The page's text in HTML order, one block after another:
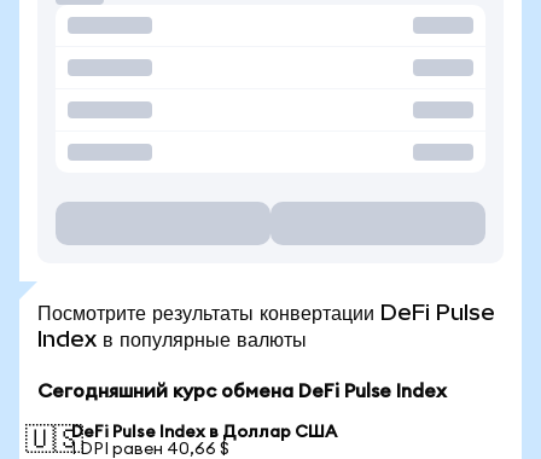
Посмотрите результаты конвертации DeFi Pulse
Index в популярные валюты
Сегодняшний курс обмена DeFi Pulse Index
🇺🇸DeFi Pulse Index в Доллар США
1 DPI равен 40,66 $